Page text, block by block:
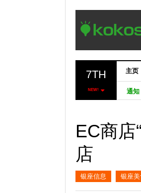
7TH
NEW!
主页
通知
EC商店
店
银座信息 银座